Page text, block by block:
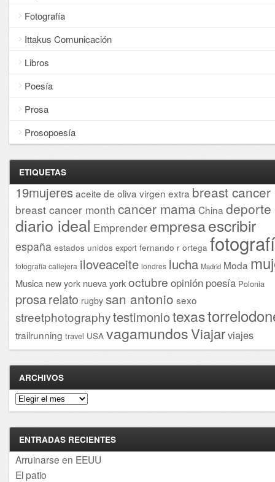
Fotografía
Ittakus Comunicación
Libros
Poesía
Prosa
Prosopoesía
ETIQUETAS
19mujeresaceite de oliva virgen extra breast cancer
breast cancer month cancer mama China deporte
diario ideal Emprender empresaescribir
españa estados unidos export fernando r ortega
fotografía callejera iloveaceite londres lucha Madrid Moda
Musica new york nueva yorkoctubre opinión poesía Polonia
prosarelato rugby san antonio sexo
streetphotographytestimoniotexas
trailrunning travel USA vagamundosViajarviajes
ARCHIVOS
Archivos
ENTRADAS RECIENTES
Arruinarse en EEUU
El patio